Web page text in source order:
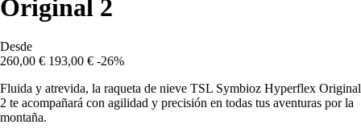
Original 2
Desde
260,00 € 193,00 € -26%
Fluida y atrevida, la raqueta de nieve TSL Symbioz Hyperflex Original
2 te acompañará con agilidad y precisión en todas tus aventuras por la
montaña.